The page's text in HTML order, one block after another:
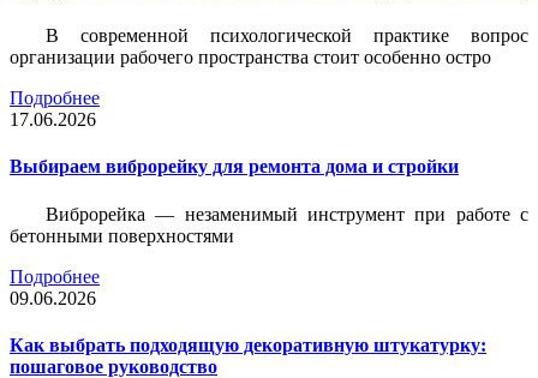
В современной психологической практике вопрос
организации рабочего пространства стоит особенно остро
Подробнее
17.06.2026
Выбираем виброрейку для ремонта дома и стройки
Виброрейка — незаменимый инструмент при работе с
бетонными поверхностями
Подробнее
09.06.2026
Как выбрать подходящую декоративную штукатурку:
пошаговое руководство